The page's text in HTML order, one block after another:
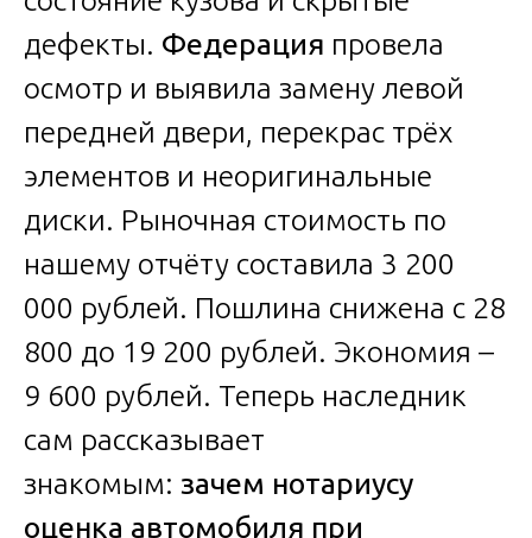
дефекты. Федерация провела
осмотр и выявила замену левой
передней двери, перекрас трёх
элементов и неоригинальные
диски. Рыночная стоимость по
нашему отчёту составила 3 200
000 рублей. Пошлина снижена с 28
800 до 19 200 рублей. Экономия –
9 600 рублей. Теперь наследник
сам рассказывает
знакомым: зачем нотариусу
оценка автомобиля при